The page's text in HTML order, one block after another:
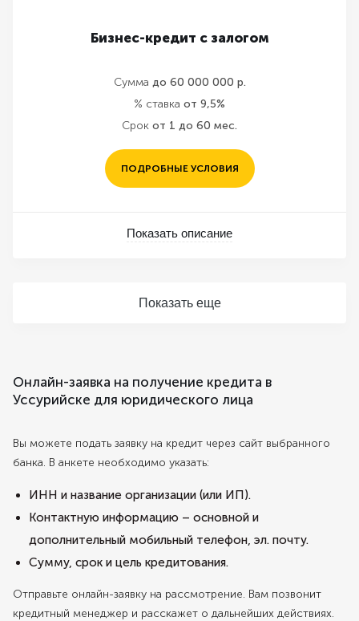
Бизнес-кредит с залогом
Сумма до 60 000 000 р.
% ставка от 9,5%
Срок от 1 до 60 мес.
ПОДРОБНЫЕ УСЛОВИЯ
Показать описание
Показать еще
Онлайн-заявка на получение кредита в
Уссурийске для юридического лица
Вы можете подать заявку на кредит через сайт выбранного
банка. В анкете необходимо указать:
ИНН и название организации (или ИП).
Контактную информацию – основной и
дополнительный мобильный телефон, эл. почту.
Сумму, срок и цель кредитования.
Отправьте онлайн-заявку на рассмотрение. Вам позвонит
кредитный менеджер и расскажет о дальнейших действиях.